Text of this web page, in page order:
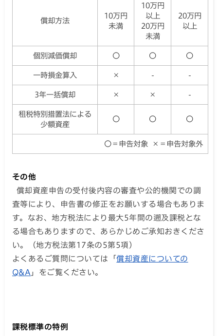
償却方法
10万円
未満
10万円
以上
20万円
未満
20万円
以上
個別減価償却 〇 〇 〇
一時損金算入 × - -
3年一括償却 × × -
租税特別措置法による
少額資産
〇 〇 〇
〇＝申告対象 ×＝申告対象外
その他
償却資産申告の受付後内容の審査や公的機関での調
査等により、申告書の修正をお願いする場合もありま
す。なお、地方税法により最大5年間の遡及課税とな
る場合もありますので、あらかじめご承知おきくださ
い。（地方税法第17条の5第5項）
よくあるご質問については「償却資産についての
Q&A 」をご覧ください。
課税標準の特例